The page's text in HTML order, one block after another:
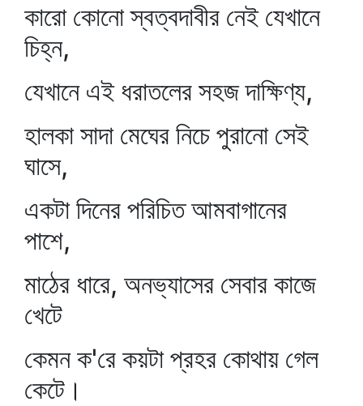
কারো কোনো স্বত্বদাবীর নেই যেখানে
চিহ্ন,
যেখানে এই ধরাতলের সহজ দাক্ষিণ্য,
হালকা সাদা মেঘের নিচে পুরানো সেই
ঘাসে,
একটা দিনের পরিচিত আমবাগানের
পাশে,
মাঠের ধারে, অনভ্যাসের সেবার কাজে
খেটে
কেমন ক'রে কয়টা প্রহর কোথায় গেল
কেটে।